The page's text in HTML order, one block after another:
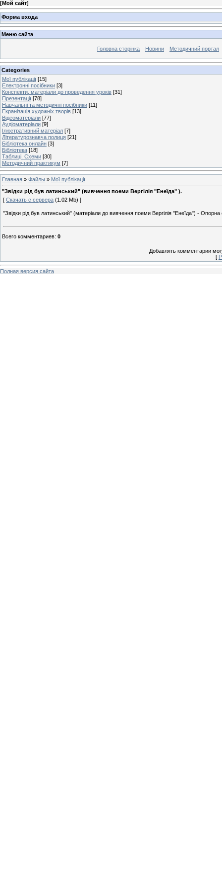
[Мой сайт]
Форма входа
Меню сайта
Головна сторінка Новини Методичний портал
Categories
Мої публікації [15]
Електронні посібники [3]
Конспекти, матеріали до проведення уроків [31]
Презентації [78]
Навчальні та методичні посібники [11]
Екранізація художніх творів [13]
Відеоматеріали [77]
Аудіоматеріали [9]
Ілюстративний матеріал [7]
Літературознавча полиця [21]
Бібліотека онлайн [3]
Бібліотека [18]
Таблиці. Схеми [30]
Методичний практикум [7]
Главная » Файлы » Мої публікації
"Звідки рід був латинський" (вивчення поеми Вергілія "Енеїда" ).
[ Скачать с сервера (1.02 Mb) ]
"Звідки рід був латинський" (матеріали до вивчення поеми Вергілія "Енеїда") -
Всего комментариев: 0
Добавлять комментарии
[
Полная версия сайта